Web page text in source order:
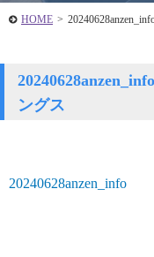
HOME >
ングス
20240628anzen_info